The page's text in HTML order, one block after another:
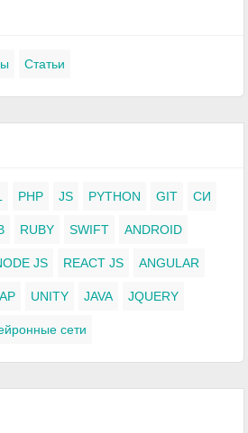
Статьи
PHP JS PYTHON GIT СИ
RUBY SWIFT ANDROID
JS REACT JS ANGULAR
UNITY JAVA JQUERY
сети